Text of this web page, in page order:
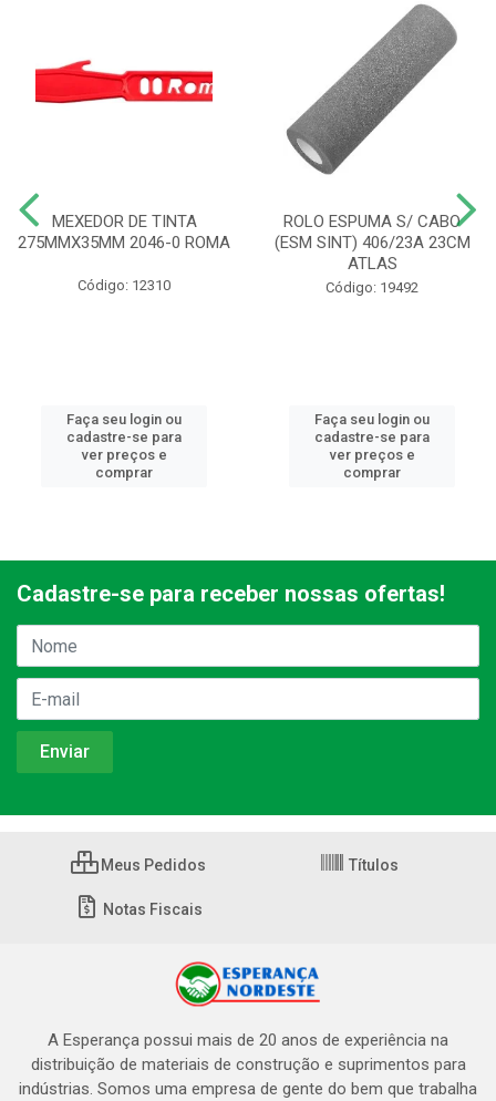
MEXEDOR DE TINTA
275MMX35MM 2046-0 ROMA
Código: 12310
Faça seu login ou
cadastre-se para
ver preços e
comprar
ROLO ESPUMA S/ CABO
(ESM SINT) 406/23A 23CM
ATLAS
Código: 19492
Faça seu login ou
cadastre-se para
ver preços e
comprar
Cadastre-se para receber nossas ofertas!
Meus Pedidos Títulos
Notas Fiscais
A Esperança possui mais de 20 anos de experiência na
distribuição de materiais de construção e suprimentos para
indústrias. Somos uma empresa de gente do bem que trabalha